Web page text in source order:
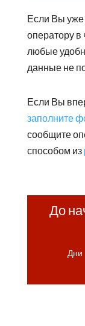
Если Вы уже
оператору в
любые
данные не
Если Вы
заполните
сообщите
способом из
До
Дни